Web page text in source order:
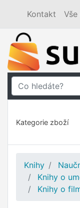
Kontakt
Kategorie zboží
Knihy
Knihy o
Knihy o